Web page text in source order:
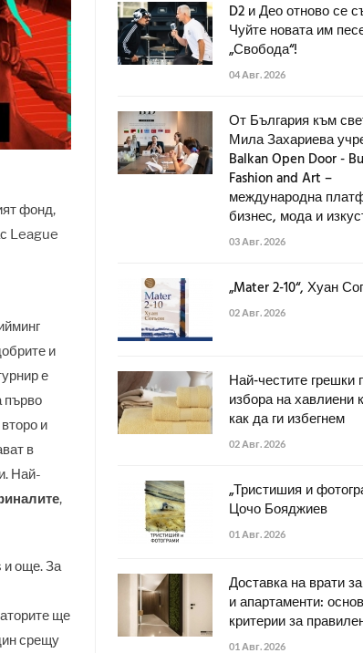
фонд,
League
и
е
първо
и
в
Най-
,
и още. За
ще
срещу
D2 и Део отново се
Чуйте новата им
„Свобода“!
04 Авг. 2026
От България към
Мила Захариева
Balkan Open Door -
Fashion and Art –
международна
бизнес, мода и
03 Авг. 2026
„Mater 2-10“, Хуан
02 Авг. 2026
Най-честите грешки
избора на хавлиени
как да ги избегнем
02 Авг. 2026
„Тристишия и
Цочо Бояджиев
01 Авг. 2026
Доставка на врати
и апартаменти:
критерии за
01 Авг. 2026